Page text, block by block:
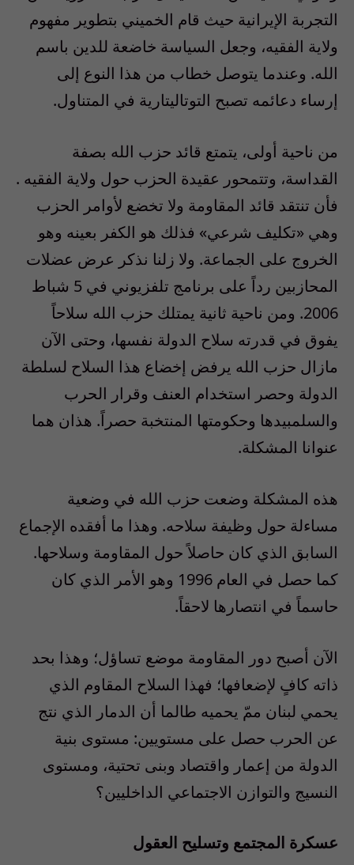
التجربة الإيرانية حيث قام الخميني بتطوير مفهوم
ولاية الفقيه، وجعل السياسة خاضعة للدين باسم
الله. وعندما يتوصل خطاب من هذا النوع إلى
إرساء دعائمه تصبح التوتاليتارية في المتناول.
من ناحية أولى، يتمتع قائد حزب الله بصفة
القداسة، وتتمحور عقيدة الحزب حول ولاية الفقيه .
فأن تنتقد قائد المقاومة ولا تخضع لأوامر الحزب
وهي «تكليف شرعي» فذلك هو الكفر بعينه وهو
الخروج على الجماعة. ولا زلنا نذكر عرض عضلات
المحازبين رداً على برنامج تلفزيوني في 5 شباط
2006. ومن ناحية ثانية يمتلك حزب الله سلاحاً
يفوق في قدرته سلاح الدولة نفسها، وحتى الآن
مازال حزب الله يرفض إخضاع هذا السلاح لسلطة
الدولة وحصر استخدام العنف وقرار الحرب
والسلمبيدها وحكومتها المنتخبة حصراً. هذان هما
عنوانا المشكلة.
هذه المشكلة وضعت حزب الله في وضعية
مساءلة حول وظيفة سلاحه. وهذا ما أفقده الإجماع
السابق الذي كان حاصلاً حول المقاومة وسلاحها.
كما حصل في العام 1996 وهو الأمر الذي كان
حاسماً في انتصارها لاحقاً.
الآن أصبح دور المقاومة موضع تساؤل؛ وهذا بحد
ذاته كافٍ لإضعافها؛ فهذا السلاح المقاوم الذي
يحمي لبنان ممّ يحميه طالما أن الدمار الذي نتج
عن الحرب حصل على مستويين: مستوى بنية
الدولة من إعمار واقتصاد وبنى تحتية، ومستوى
النسيج والتوازن الاجتماعي الداخليين؟
عسكرة المجتمع وتسليح العقول